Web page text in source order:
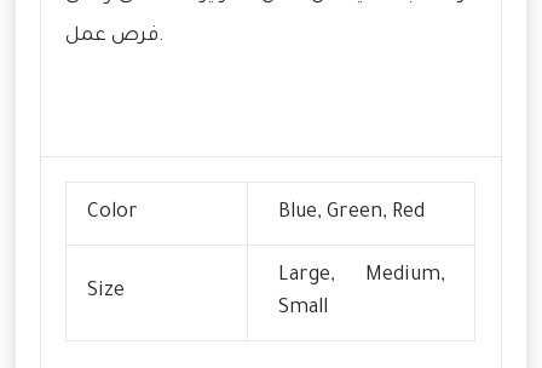
فرص عمل.
Color Blue, Green, Red
Size
Large, Medium,
Small